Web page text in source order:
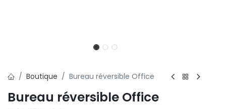
Boutique Bureau réversible Office
Bureau réversible Office